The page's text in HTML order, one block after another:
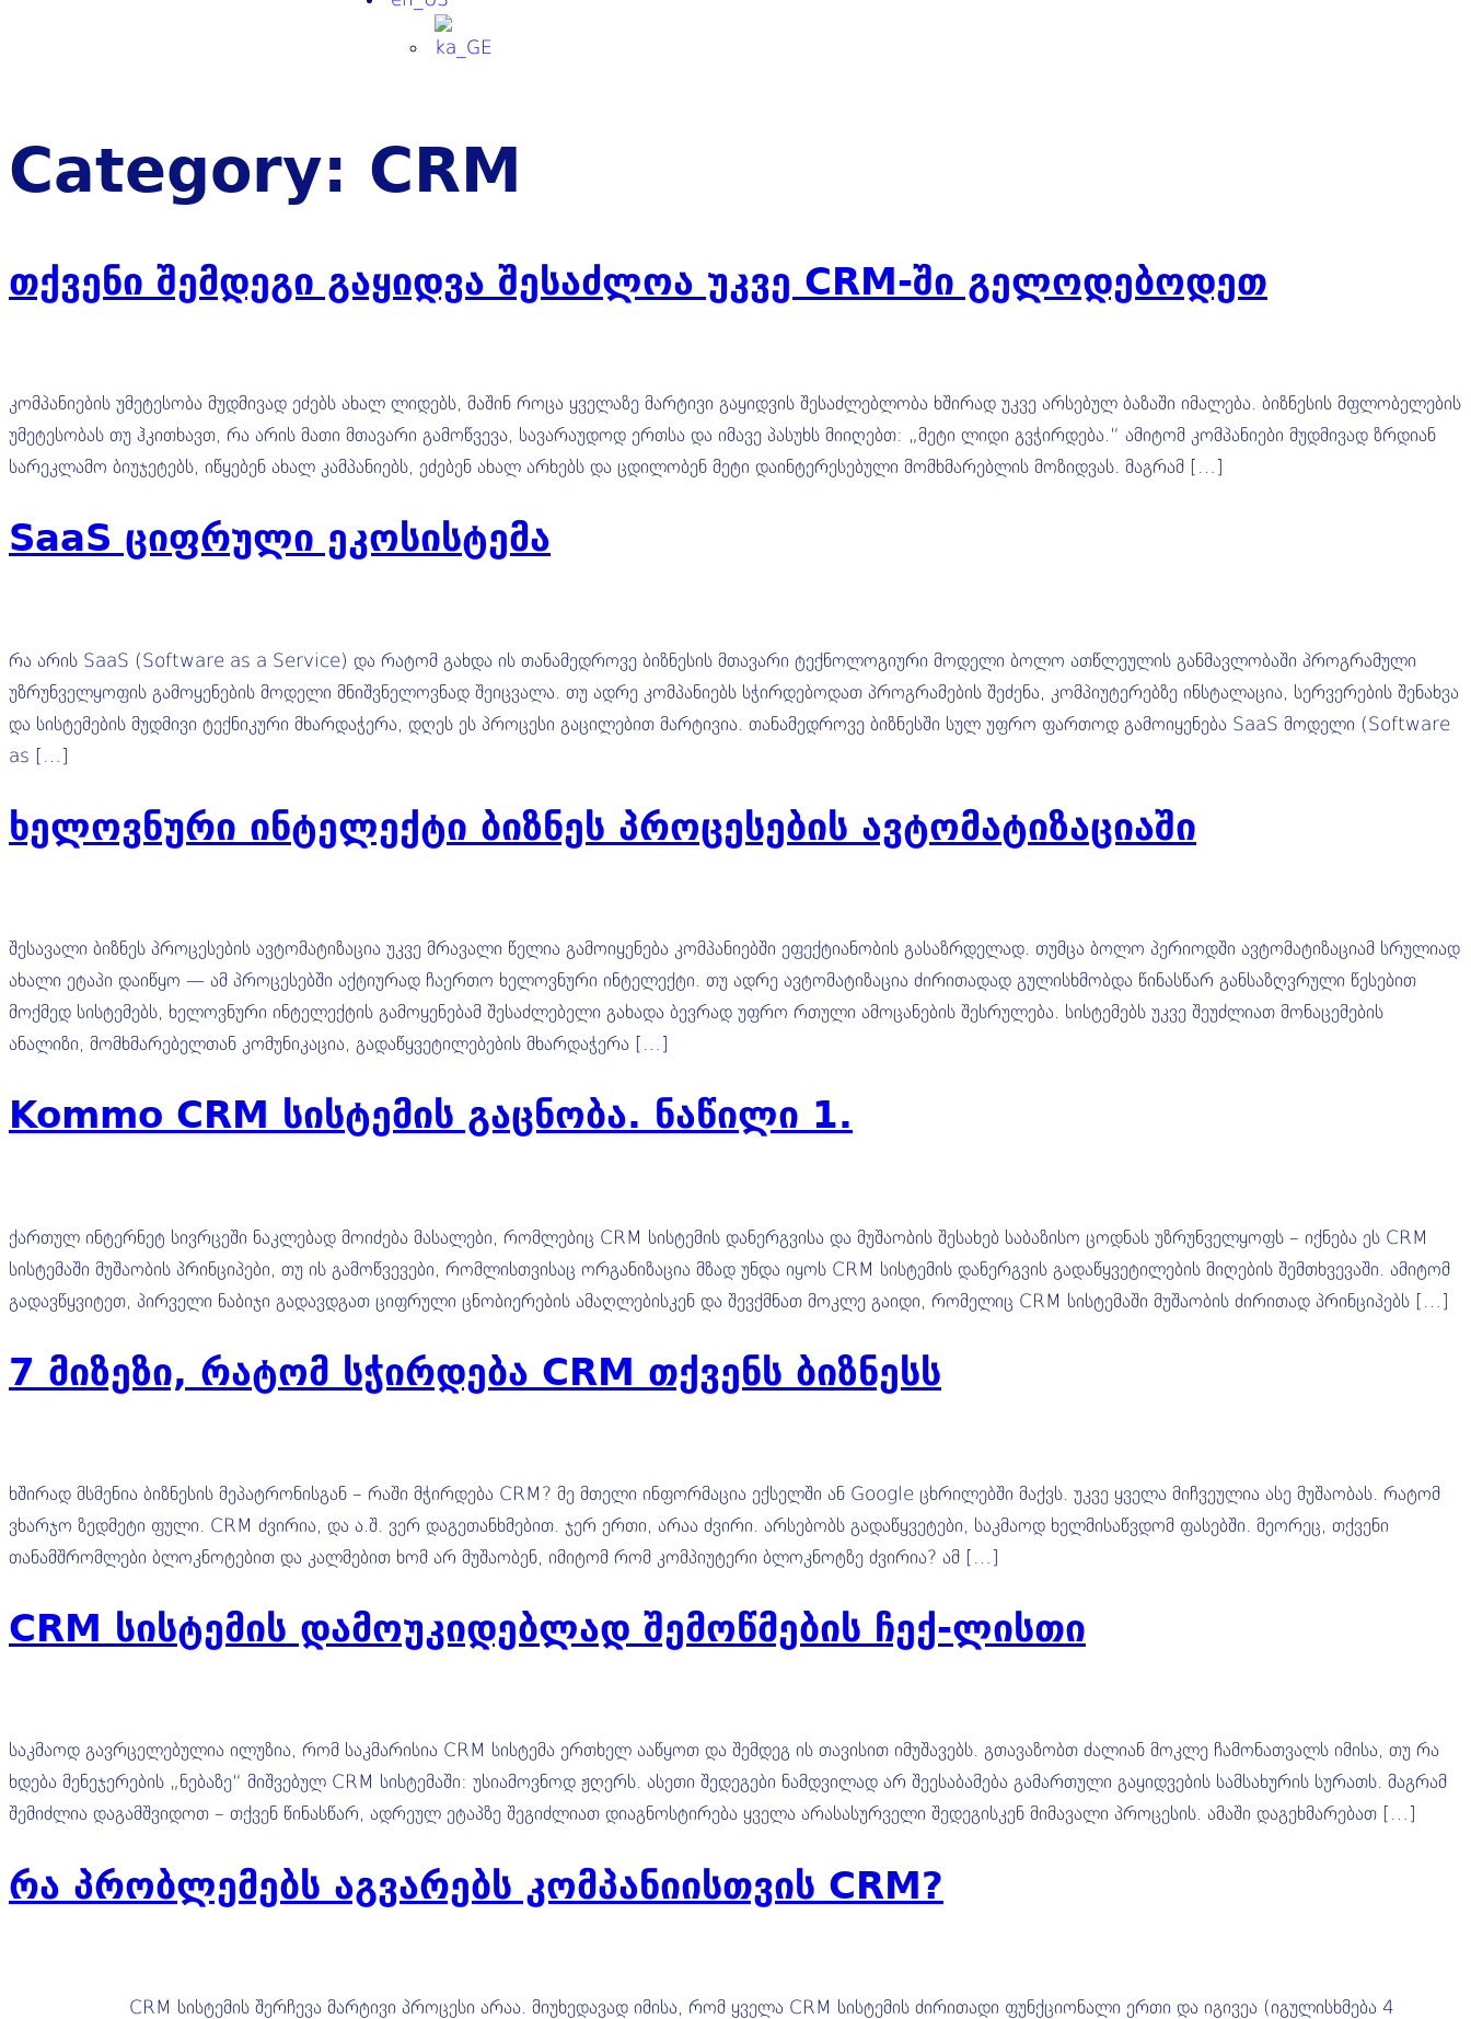
Category: CRM
თქვენი შემდეგი გაყიდვა შესაძლოა უკვე CRM-ში გელოდებოდეთ
კომპანიების უმეტესობა მუდმივად ეძებს ახალ ლიდებს, მაშინ როცა ყველაზე მარტივი გაყიდვის შესაძლებლობა ხშირად უკვე არსებულ ბაზაში იმალება. ბიზნესის მფლობელების
უმეტესობას თუ ჰკითხავთ, რა არის მათი მთავარი გამოწვევა, სავარაუდოდ ერთსა და იმავე პასუხს მიიღებთ: „მეტი ლიდი გვჭირდება.“ ამიტომ კომპანიები მუდმივად ზრდიან
სარეკლამო ბიუჯეტებს, იწყებენ ახალ კამპანიებს, ეძებენ ახალ არხებს და ცდილობენ მეტი დაინტერესებული მომხმარებლის მოზიდვას. მაგრამ […]
SaaS ციფრული ეკოსისტემა
რა არის SaaS (Software as a Service) და რატომ გახდა ის თანამედროვე ბიზნესის მთავარი ტექნოლოგიური მოდელი ბოლო ათწლეულის განმავლობაში პროგრამული
უზრუნველყოფის გამოყენების მოდელი მნიშვნელოვნად შეიცვალა. თუ ადრე კომპანიებს სჭირდებოდათ პროგრამების შეძენა, კომპიუტერებზე ინსტალაცია, სერვერების შენახვა
და სისტემების მუდმივი ტექნიკური მხარდაჭერა, დღეს ეს პროცესი გაცილებით მარტივია. თანამედროვე ბიზნესში სულ უფრო ფართოდ გამოიყენება SaaS მოდელი (Software
as […]
ხელოვნური ინტელექტი ბიზნეს პროცესების ავტომატიზაციაში
შესავალი ბიზნეს პროცესების ავტომატიზაცია უკვე მრავალი წელია გამოიყენება კომპანიებში ეფექტიანობის გასაზრდელად. თუმცა ბოლო პერიოდში ავტომატიზაციამ სრულიად
ახალი ეტაპი დაიწყო — ამ პროცესებში აქტიურად ჩაერთო ხელოვნური ინტელექტი. თუ ადრე ავტომატიზაცია ძირითადად გულისხმობდა წინასწარ განსაზღვრული წესებით
მოქმედ სისტემებს, ხელოვნური ინტელექტის გამოყენებამ შესაძლებელი გახადა ბევრად უფრო რთული ამოცანების შესრულება. სისტემებს უკვე შეუძლიათ მონაცემების
ანალიზი, მომხმარებელთან კომუნიკაცია, გადაწყვეტილებების მხარდაჭერა […]
Kommo CRM სისტემის გაცნობა. ნაწილი 1.
ქართულ ინტერნეტ სივრცეში ნაკლებად მოიძება მასალები, რომლებიც CRM სისტემის დანერგვისა და მუშაობის შესახებ საბაზისო ცოდნას უზრუნველყოფს – იქნება ეს CRM
სისტემაში მუშაობის პრინციპები, თუ ის გამოწვევები, რომლისთვისაც ორგანიზაცია მზად უნდა იყოს CRM სისტემის დანერგვის გადაწყვეტილების მიღების შემთხვევაში. ამიტომ
გადავწყვიტეთ, პირველი ნაბიჯი გადავდგათ ციფრული ცნობიერების ამაღლებისკენ და შევქმნათ მოკლე გაიდი, რომელიც CRM სისტემაში მუშაობის ძირითად პრინციპებს […]
7 მიზეზი, რატომ სჭირდება CRM თქვენს ბიზნესს
ხშირად მსმენია ბიზნესის მეპატრონისგან – რაში მჭირდება CRM? მე მთელი ინფორმაცია ექსელში ან Google ცხრილებში მაქვს. უკვე ყველა მიჩვეულია ასე მუშაობას. რატომ
ვხარჯო ზედმეტი ფული. CRM ძვირია, და ა.შ. ვერ დაგეთანხმებით. ჯერ ერთი, არაა ძვირი. არსებობს გადაწყვეტები, საკმაოდ ხელმისაწვდომ ფასებში. მეორეც, თქვენი
თანამშრომლები ბლოკნოტებით და კალმებით ხომ არ მუშაობენ, იმიტომ რომ კომპიუტერი ბლოკნოტზე ძვირია? ამ […]
CRM სისტემის დამოუკიდებლად შემოწმების ჩექ-ლისთი
საკმაოდ გავრცელებულია ილუზია, რომ საკმარისია CRM სისტემა ერთხელ ააწყოთ და შემდეგ ის თავისით იმუშავებს. გთავაზობთ ძალიან მოკლე ჩამონათვალს იმისა, თუ რა
ხდება მენეჯერების „ნებაზე“ მიშვებულ CRM სისტემაში: უსიამოვნოდ ჟღერს. ასეთი შედეგები ნამდვილად არ შეესაბამება გამართული გაყიდვების სამსახურის სურათს. მაგრამ
შემიძლია დაგამშვიდოთ – თქვენ წინასწარ, ადრეულ ეტაპზე შეგიძლიათ დიაგნოსტირება ყველა არასასურველი შედეგისკენ მიმავალი პროცესის. ამაში დაგეხმარებათ […]
რა პრობლემებს აგვარებს კომპანიისთვის CRM?
CRM სისტემის შერჩევა მარტივი პროცესი არაა. მიუხედავად იმისა, რომ ყველა CRM სისტემის ძირითადი ფუნქციონალი ერთი და იგივეა (იგულისხმება 4